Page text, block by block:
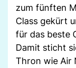
zum fünften
Class gekürt
für das beste
Damit sticht
Thron wie Air